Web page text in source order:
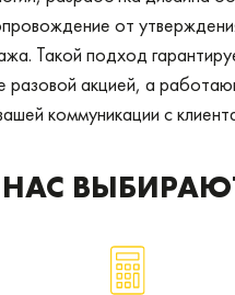
от
Такой подход
разовой акцией, а
коммуникации с